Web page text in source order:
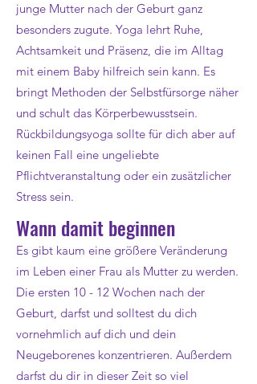
junge Mutter nach der Geburt ganz
besonders zugute. Yoga lehrt Ruhe,
Achtsamkeit und Präsenz, die im Alltag
mit einem Baby hilfreich sein kann. Es
bringt Methoden der Selbstfürsorge näher
und schult das Körperbewusstsein.
Rückbildungsyoga sollte für dich aber auf
keinen Fall eine ungeliebte
Pflichtveranstaltung oder ein zusätzlicher
Stress sein.
Wann damit beginnen
Es gibt kaum eine größere Veränderung
im Leben einer Frau als Mutter zu werden.
Die ersten 10 - 12 Wochen nach der
Geburt, darfst und solltest du dich
vornehmlich auf dich und dein
Neugeborenes konzentrieren. Außerdem
darfst du dir in dieser Zeit so viel